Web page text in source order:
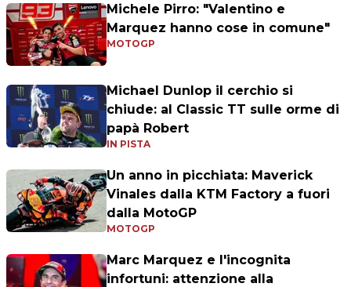
Michele Pirro: "Valentino e
Marquez hanno cose in comune"
MOTOGP
Michael Dunlop il cerchio si
chiude: al Classic TT sulle orme di
papà Robert
IN PISTA
Un anno in picchiata: Maverick
Vinales dalla KTM Factory a fuori
dalla MotoGP
MOTOGP
Marc Marquez e l'incognita
infortuni: attenzione alla